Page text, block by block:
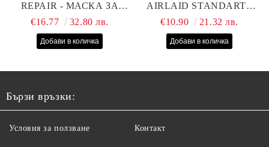
REPAIR - МАСКА ЗА
СУХИ, ИЗТОЩЕНИ И
КОПРИНЕНИ
€16.77 32.80 лв.
AIRLAID STANDART -
40СМ/70СМ - 100БР
€10.90 21.32 лв.
Бързи връзки:
Условия за ползване Контакт